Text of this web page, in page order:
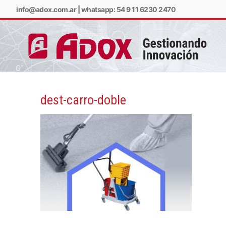
info@adox.com.ar| whatsapp: 54 9 11 6230 2470
info@adox.com.ar
dest-carro-doble